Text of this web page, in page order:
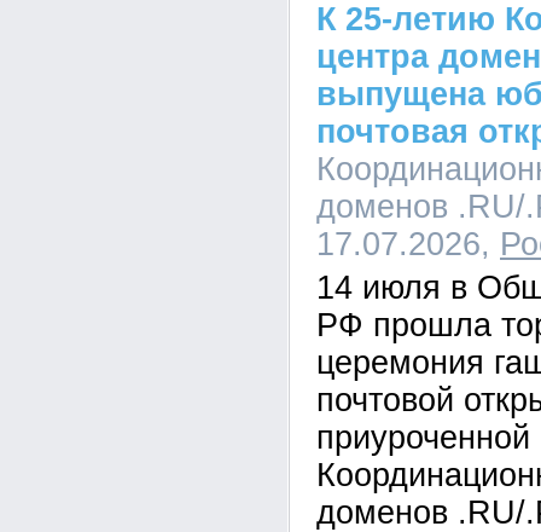
К 25-летию
центра
выпущена
почтовая
доменов .RU/
17.07.2026,
14 июля в
РФ прошла
церемония
почтовой
доменов .RU/